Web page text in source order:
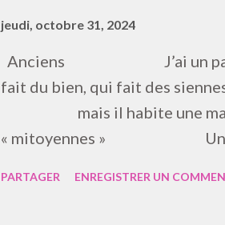
l’on prenne soin de nous, au
présent accessible que la
mesure, pas de pri...
jeudi, octobre 31, 2024
Anciens J’ai un
fait du bien, qui fait des
mais il habite une
« mitoyennes » Un
PARTAGER ENREGISTRER UN